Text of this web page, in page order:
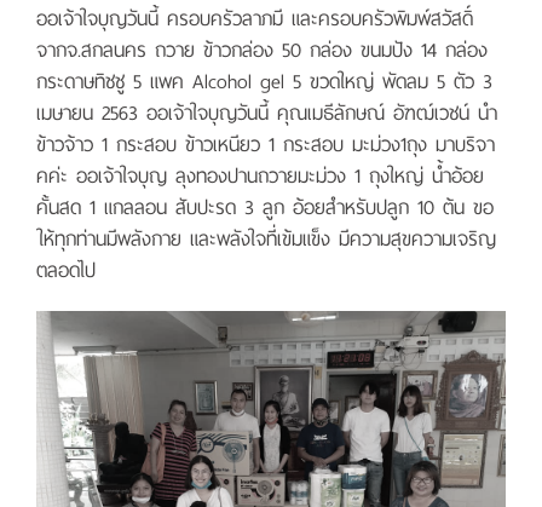
ออเจ้าใจบุญวันนี้ ครอบครัวลาภมี และครอบครัวพิมพ์สวัสดิ์
จากจ.สกลนคร ถวาย ข้าวกล่อง 50 กล่อง ขนมปัง 14 กล่อง
กระดาษทิชชู 5 แพค Alcohol gel 5 ขวดใหญ่ พัดลม 5 ตัว 3
เมษายน 2563 ออเจ้าใจบุญวันนี้ คุณเมธีลักษณ์ อัฑฒ์เวชน์ นำ
ข้าวจ้าว 1 กระสอบ ข้าวเหนียว 1 กระสอบ มะม่วง1ถุง มาบริจา
คค่ะ ออเจ้าใจบุญ ลุงทองปานถวายมะม่วง 1 ถุงใหญ่ น้ำอ้อย
คั้นสด 1 แกลลอน สับปะรด 3 ลูก อ้อยสำหรับปลูก 10 ต้น ขอ
ให้ทุกท่านมีพลังกาย และพลังใจที่เข้มแข็ง มีความสุขความเจริญ
ตลอดไป